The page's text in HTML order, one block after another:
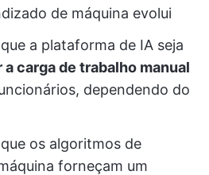
de máquina evolui
a plataforma de IA seja
a carga de trabalho manual
dependendo do
os algoritmos de
forneçam um